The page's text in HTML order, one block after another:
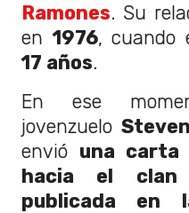
Ramones. Su
en1976, cuando
17 años.
En ese
jovenzuelo
envió una carta
hacia el clan
publicada en